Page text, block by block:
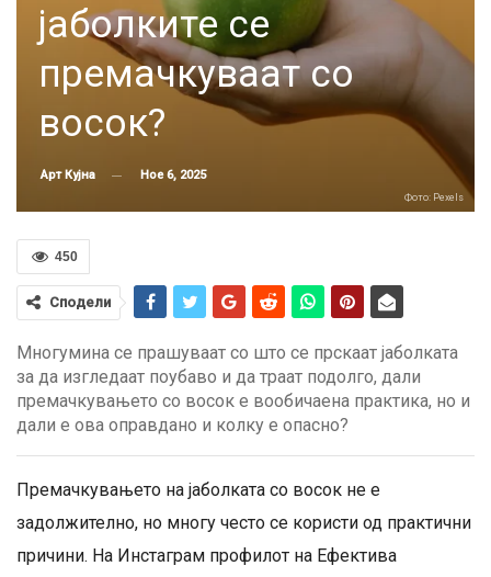
јаболките се
премачкуваат со
восок?
Арт Кујна Ное 6, 2025
Фото: Pexels
450
Сподели
Многумина се прашуваат со што се прскаат јаболката
за да изгледаат поубаво и да траат подолго, дали
премачкувањето со восок е вообичаена практика, но и
дали е ова оправдано и колку е опасно?
Премачкувањето на јаболката со восок не е
задолжително, но многу често се користи од практични
причини. На Инстаграм профилот на Ефективa